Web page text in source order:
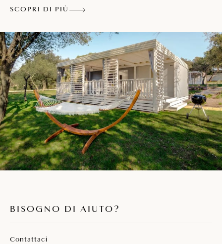
Cassaforte
Lettini prendisole per 2 persone
Parcheggio in zona
Barbecue elettrico
Gli animali da compagnia sono ammessi
con supplemento
Pulizia finale, biancheria da letto,
asciugamani e strofinacci da cucina inclusi
nel prezzo
Amaca
SCOPRI DI PIÙ
BISOGNO DI AIUTO?
Contattaci